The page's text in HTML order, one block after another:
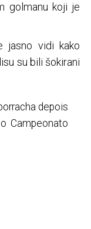
golmanu koji je
jasno vidi kako
su bili šokirani
depois
Campeonato